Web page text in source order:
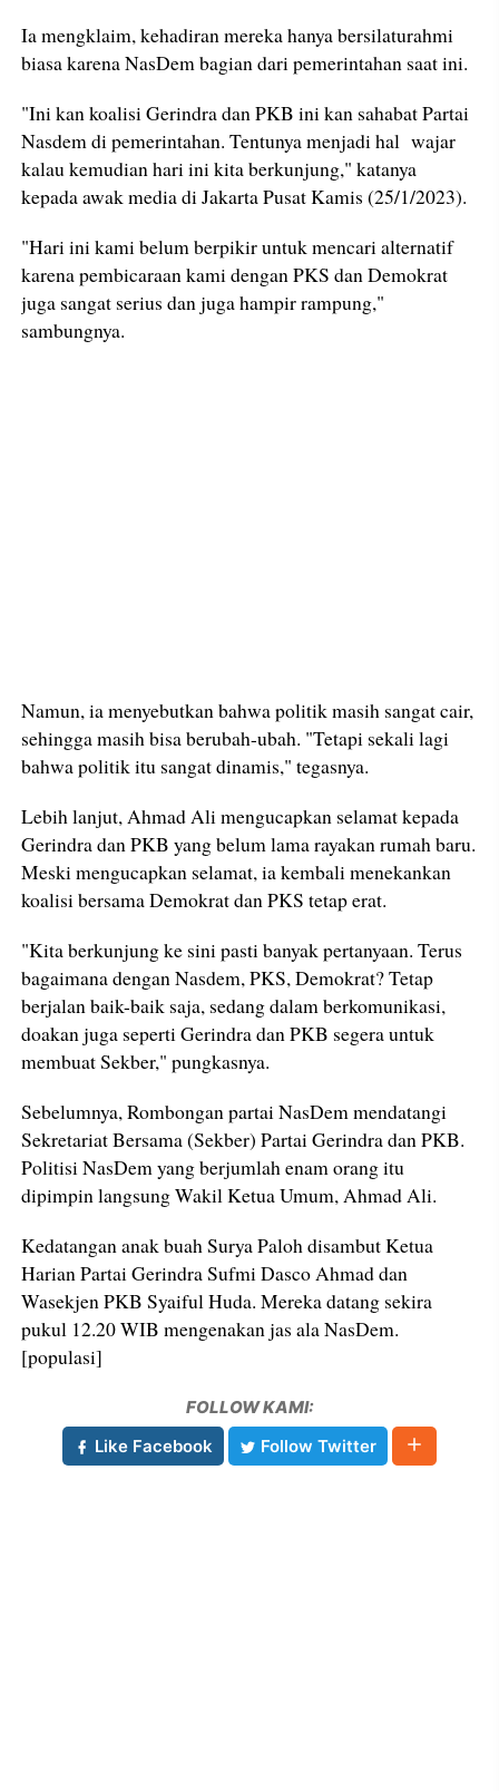
Ia mengklaim, kehadiran mereka hanya bersilaturahmi
biasa karena NasDem bagian dari pemerintahan saat ini.
"Ini kan koalisi Gerindra dan PKB ini kan sahabat Partai
Nasdem di pemerintahan. Tentunya menjadi hal wajar
kalau kemudian hari ini kita berkunjung," katanya
kepada awak media di Jakarta Pusat Kamis (25/1/2023).
"Hari ini kami belum berpikir untuk mencari alternatif
karena pembicaraan kami dengan PKS dan Demokrat
juga sangat serius dan juga hampir rampung,"
sambungnya.
Namun, ia menyebutkan bahwa politik masih sangat cair,
sehingga masih bisa berubah-ubah. "Tetapi sekali lagi
bahwa politik itu sangat dinamis," tegasnya.
Lebih lanjut, Ahmad Ali mengucapkan selamat kepada
Gerindra dan PKB yang belum lama rayakan rumah baru.
Meski mengucapkan selamat, ia kembali menekankan
koalisi bersama Demokrat dan PKS tetap erat.
"Kita berkunjung ke sini pasti banyak pertanyaan. Terus
bagaimana dengan Nasdem, PKS, Demokrat? Tetap
berjalan baik-baik saja, sedang dalam berkomunikasi,
doakan juga seperti Gerindra dan PKB segera untuk
membuat Sekber," pungkasnya.
Sebelumnya, Rombongan partai NasDem mendatangi
Sekretariat Bersama (Sekber) Partai Gerindra dan PKB.
Politisi NasDem yang berjumlah enam orang itu
dipimpin langsung Wakil Ketua Umum, Ahmad Ali.
Kedatangan anak buah Surya Paloh disambut Ketua
Harian Partai Gerindra Sufmi Dasco Ahmad dan
Wasekjen PKB Syaiful Huda. Mereka datang sekira
pukul 12.20 WIB mengenakan jas ala NasDem.
[populasi]
FOLLOW KAMI:
Like Facebook
Follow Twitter